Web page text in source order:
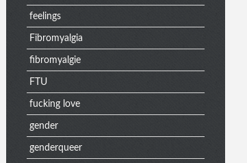
e
n
u
feelings
Fibromyalgia
fibromyalgie
FTU
fucking love
gender
genderqueer